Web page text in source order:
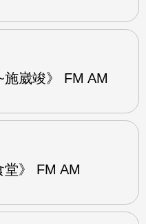
施崴竣》 FM AM
堂》 FM AM